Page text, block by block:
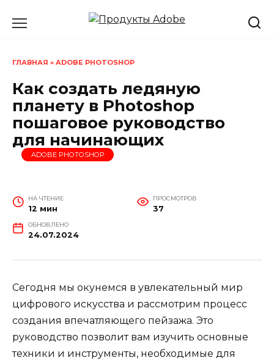
ГЛАВНАЯ » ADOBE PHOTOSHOP
Как создать ледяную
планету в Photoshop
пошаговое руководство
для начинающих
ADOBE PHOTOSHOP
НА ЧТЕНИЕ
12 мин
ПРОСМОТРОВ
37
ОБНОВЛЕНО
24.07.2024
Сегодня мы окунемся в увлекательный мир
цифрового искусства и рассмотрим процесс
создания впечатляющего пейзажа. Это
руководство позволит вам изучить основные
техники и инструменты, необходимые для